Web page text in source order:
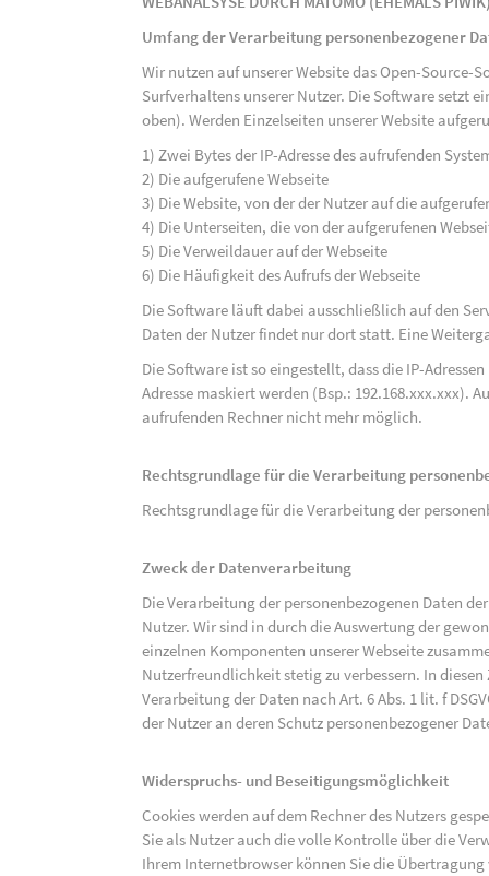
Umfang der Verarbeitung personenbezogener
Wir nutzen auf unserer Website das Open-Source-
Surfverhaltens unserer Nutzer. Die Software setzt
oben). Werden Einzelseiten unserer Website
1) Zwei Bytes der IP-Adresse des aufrufenden
2) Die aufgerufene Webseite
3) Die Website, von der der Nutzer auf die
4) Die Unterseiten, die von der aufgerufenen
5) Die Verweildauer auf der Webseite
6) Die Häufigkeit des Aufrufs der Webseite
Die Software läuft dabei ausschließlich auf den
Daten der Nutzer findet nur dort statt. Eine
Die Software ist so eingestellt, dass die IP-
Adresse maskiert werden (Bsp.: 192.168.xxx.xxx).
aufrufenden Rechner nicht mehr möglich.
Rechtsgrundlage für die Verarbeitung
Rechtsgrundlage für die Verarbeitung der
Zweck der Datenverarbeitung
Die Verarbeitung der personenbezogenen Daten
Nutzer. Wir sind in durch die Auswertung der
einzelnen Komponenten unserer Webseite
Nutzerfreundlichkeit stetig zu verbessern. In
Verarbeitung der Daten nach Art. 6 Abs. 1 lit. f
der Nutzer an deren Schutz personenbezogener
Widerspruchs- und Beseitigungsmöglichkeit
Cookies werden auf dem Rechner des Nutzers
Sie als Nutzer auch die volle Kontrolle über die
Ihrem Internetbrowser können Sie die